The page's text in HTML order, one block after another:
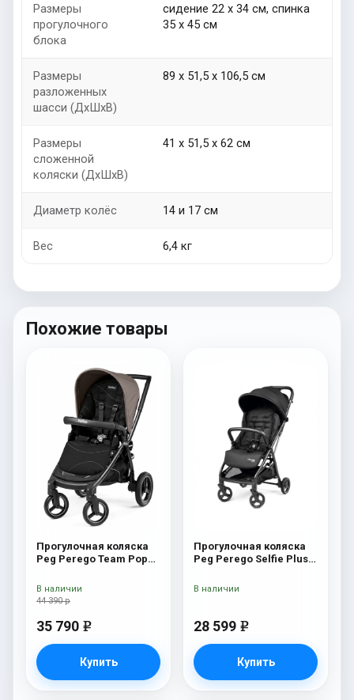
Размеры
прогулочного
блока
сидение 22 х 34 см, спинка
35 х 45 см
Размеры
разложенных
шасси (ДхШхВ)
89 х 51,5 х 106,5 см
Размеры
сложенной
коляски (ДхШхВ)
41 х 51,5 х 62 см
Диаметр колёс 14 и 17 см
Вес 6,4 кг
Похожие товары
Прогулочная коляска
Peg Perego Team Pop
44 390 р
35 790 e
Купить
В наличии
Прогулочная коляска
Peg Perego Selfie Plus
28 599 e
Купить
В наличии